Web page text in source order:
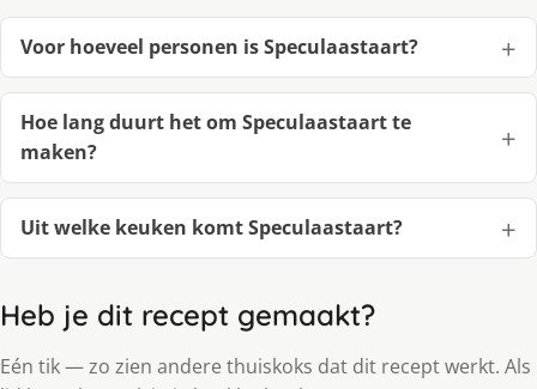
Voor hoeveel personen is Speculaastaart?
Hoe lang duurt het om Speculaastaart te
maken?
Uit welke keuken komt Speculaastaart?
Heb je dit recept gemaakt?
Eén tik — zo zien andere thuiskoks dat dit recept werkt. Als